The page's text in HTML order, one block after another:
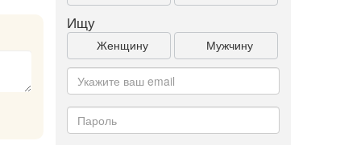
Ищу
Женщину Мужчину